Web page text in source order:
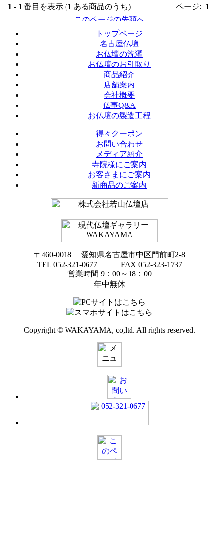
1 - 1 番目を表示 (1 ある商品のうち) ページ: 1
トップページ
名古屋仏壇
お仏壇の洗濯
お仏壇のお引取り
商品紹介
店舗案内
会社概要
仏事Q&A
お仏壇の製造工程
得々クーポン
お問い合わせ
メディア紹介
寺院様にご案内
お客さまにご案内
新商品のご案内
〒460-0018 愛知県名古屋市中区門前町2-8
TEL 052-321-0677 FAX 052-323-1737
営業時間 9：00～18：00
年中無休
Copyright © WAKAYAMA, co,ltd. All rights reserved.